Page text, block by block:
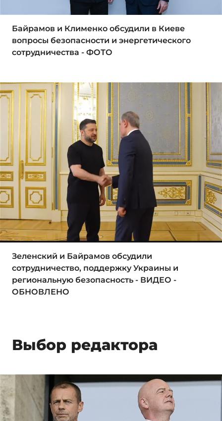
Байрамов и Клименко обсудили в Киеве
вопросы безопасности и энергетического
сотрудничества - ФОТО
Зеленский и Байрамов обсудили
сотрудничество, поддержку Украины и
региональную безопасность - ВИДЕО -
ОБНОВЛЕНО
Выбор редактора